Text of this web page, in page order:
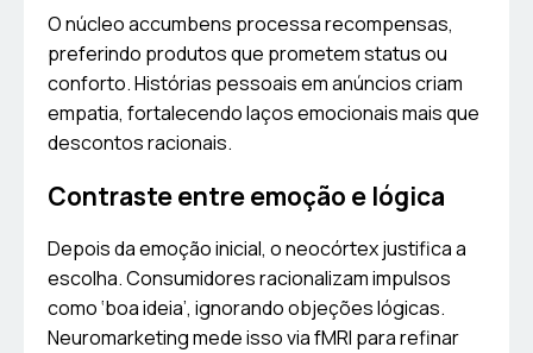
O núcleo accumbens processa recompensas,
preferindo produtos que prometem status ou
conforto. Histórias pessoais em anúncios criam
empatia, fortalecendo laços emocionais mais que
descontos racionais.
Contraste entre emoção e lógica
Depois da emoção inicial, o neocórtex justifica a
escolha. Consumidores racionalizam impulsos
como ‘boa ideia’, ignorando objeções lógicas.
Neuromarketing mede isso via fMRI para refinar